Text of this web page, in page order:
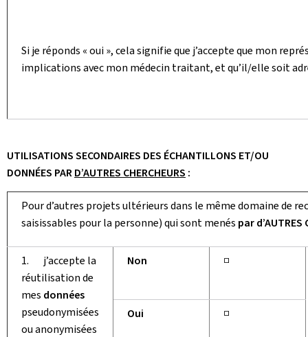
Si je réponds « oui », cela signifie que j’accepte que mon
implications avec mon médecin traitant, et qu’il/elle soit
UTILISATIONS SECONDAIRES DES ÉCHANTILLONS ET/OU
DONNÉES PARD’AUTRES CHERCHEURS :
Pour d’autres projets ultérieurs dans le même domaine de
saisissables pour la personne) qui sont menés par d’AUTRES
1. j’accepte la
réutilisation de
mes données
pseudonymisées
ou anonymisées
Non □
Oui □